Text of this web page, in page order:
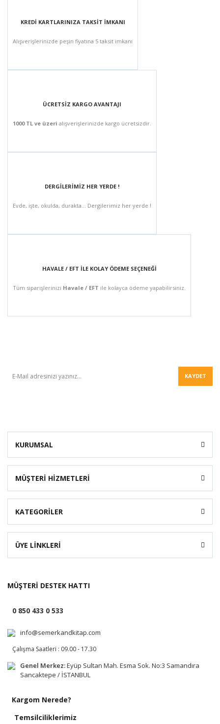
KREDİ KARTLARINIZA TAKSİT İMKANI
Alışverişlerinizde peşin fiyatına 5 taksit imkanı
ÜCRETSİZ KARGO AVANTAJI
1000 TL ve üzeri alışverişlerinizde kargo ücretsizdir.
DERGİLERİMİZ HER YERDE !
Evde, işte, okulda, durakta... Dergilerimiz her yerde !
HAVALE / EFT İLE KOLAY ÖDEME SEÇENEĞİ
Tüm siparişlerinizi Havale / EFT ile kolayca ödeme yapabilirsiniz.
KAYDET
KURUMSAL
MÜŞTERİ HİZMETLERİ
KATEGORİLER
ÜYE LİNKLERİ
MÜŞTERİ DESTEK HATTI
0 850 433 0 533
info@semerkandkitap.com
Çalışma Saatleri : 09.00 - 17.30
Genel Merkez:Eyüp Sultan Mah. Esma Sok. No:3 Samandıra
Sancaktepe / İSTANBUL
Kargom Nerede?
Temsilciliklerimiz